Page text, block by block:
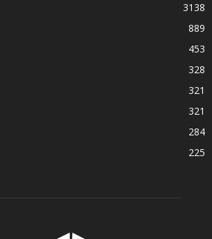
3138
889
453
328
321
321
284
225